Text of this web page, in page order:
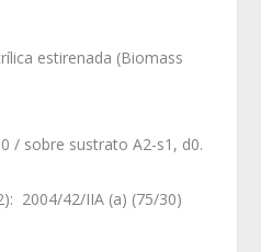
estirenada (Biomass
/ sobre sustrato A2-s1, d0.
2004/42/IIA (a) (75/30)